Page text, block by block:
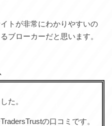
トが非常にわかりやすいの
ブローカーだと思います。
た。
の口コミです。